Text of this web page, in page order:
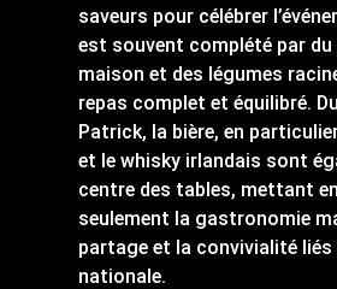
saveurs pour célébrer
est souvent complété par du
maison et des légumes
repas complet et équilibré.
Patrick, la bière, en
et le whisky irlandais sont
centre des tables, mettant
seulement la gastronomie
partage et la convivialité
nationale.